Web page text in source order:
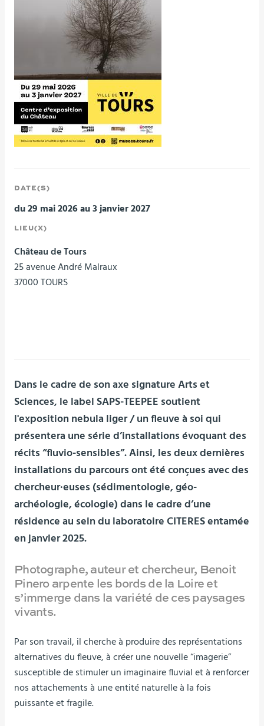
DATE(S)
du 29 mai 2026 au 3 janvier 2027
LIEU(X)
Château de Tours
25 avenue André Malraux
37000 TOURS
Dans le cadre de son axe signature Arts et
Sciences, le label SAPS-TEEPEE soutient
l'exposition nebula liger / un fleuve à soi qui
présentera une série d’installations évoquant des
récits “fluvio-sensibles”. Ainsi, les deux dernières
installations du parcours ont été conçues avec des
chercheur·euses (sédimentologie, géo-
archéologie, écologie) dans le cadre d’une
résidence au sein du laboratoire CITERES entamée
en janvier 2025.
Photographe, auteur et chercheur, Benoit
Pinero arpente les bords de la Loire et
s’immerge dans la variété de ces paysages
vivants.
Par son travail, il cherche à produire des représentations
alternatives du fleuve, à créer une nouvelle “imagerie”
susceptible de stimuler un imaginaire fluvial et à renforcer
nos attachements à une entité naturelle à la fois
puissante et fragile.